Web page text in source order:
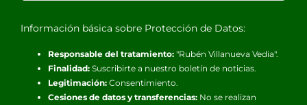
Información básica sobre Protección de Datos:
Responsable del tratamiento:"Rubén Villanueva Vedia".
Finalidad:Suscribirte a nuestro boletín de noticias.
Legitimación:Consentimiento.
Cesiones de datos y transferencias:No se realizan